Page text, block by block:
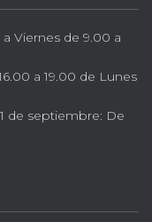
Viernes de 9.00 a
a 19.00 de Lunes
de septiembre: De